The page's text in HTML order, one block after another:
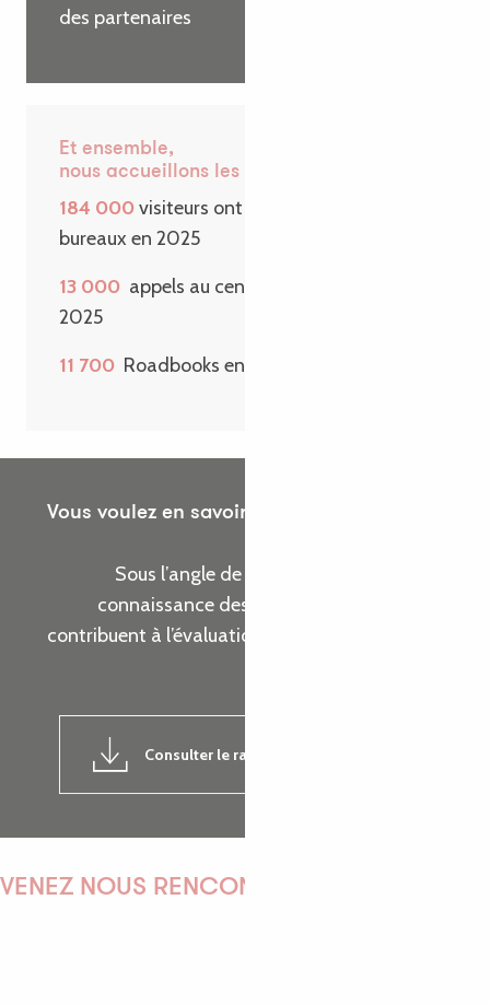
des partenaires
Et ensemble,
nous accueillons les visiteurs
184 000visiteurs ont passé la porte de nos
bureaux en 2025
13 000 appels au centre de contact en
2025
11 700 Roadbooks envoyés sur une année
Vous voulez en savoir plus sur les actions de
Sous l’angle de cinq thématiques, prenez
connaissance des indicateurs d’activité qui
contribuent à l’évaluation de la réalisation de nos
Consulter le rapport d'activité 2024
VENEZ NOUS RENCONTRER !